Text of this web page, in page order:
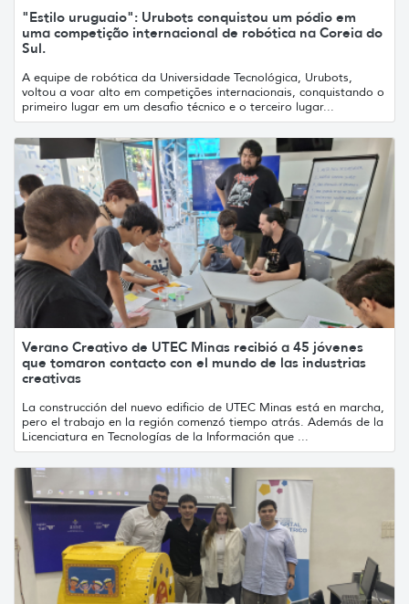
"Estilo uruguaio": Urubots conquistou um pódio em
uma competição internacional de robótica na Coreia do
Sul.
A equipe de robótica da Universidade Tecnológica, Urubots,
voltou a voar alto em competições internacionais, conquistando o
primeiro lugar em um desafio técnico e o terceiro lugar...
Verano Creativo de UTEC Minas recibió a 45 jóvenes
que tomaron contacto con el mundo de las industrias
creativas
La construcción del nuevo edificio de UTEC Minas está en marcha,
pero el trabajo en la región comenzó tiempo atrás. Además de la
Licenciatura en Tecnologías de la Información que ...